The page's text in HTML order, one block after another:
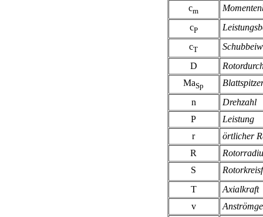
cm
cP
cT
D
MaSp
n
Drehzahl
P
Leistung
r
örtlicher
R
S
T
Axialkraft
v